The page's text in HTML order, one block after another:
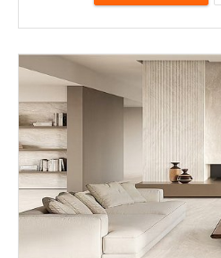
Розміри: 1200х2800х6;
Стилі: Під камінь;
Кольори: